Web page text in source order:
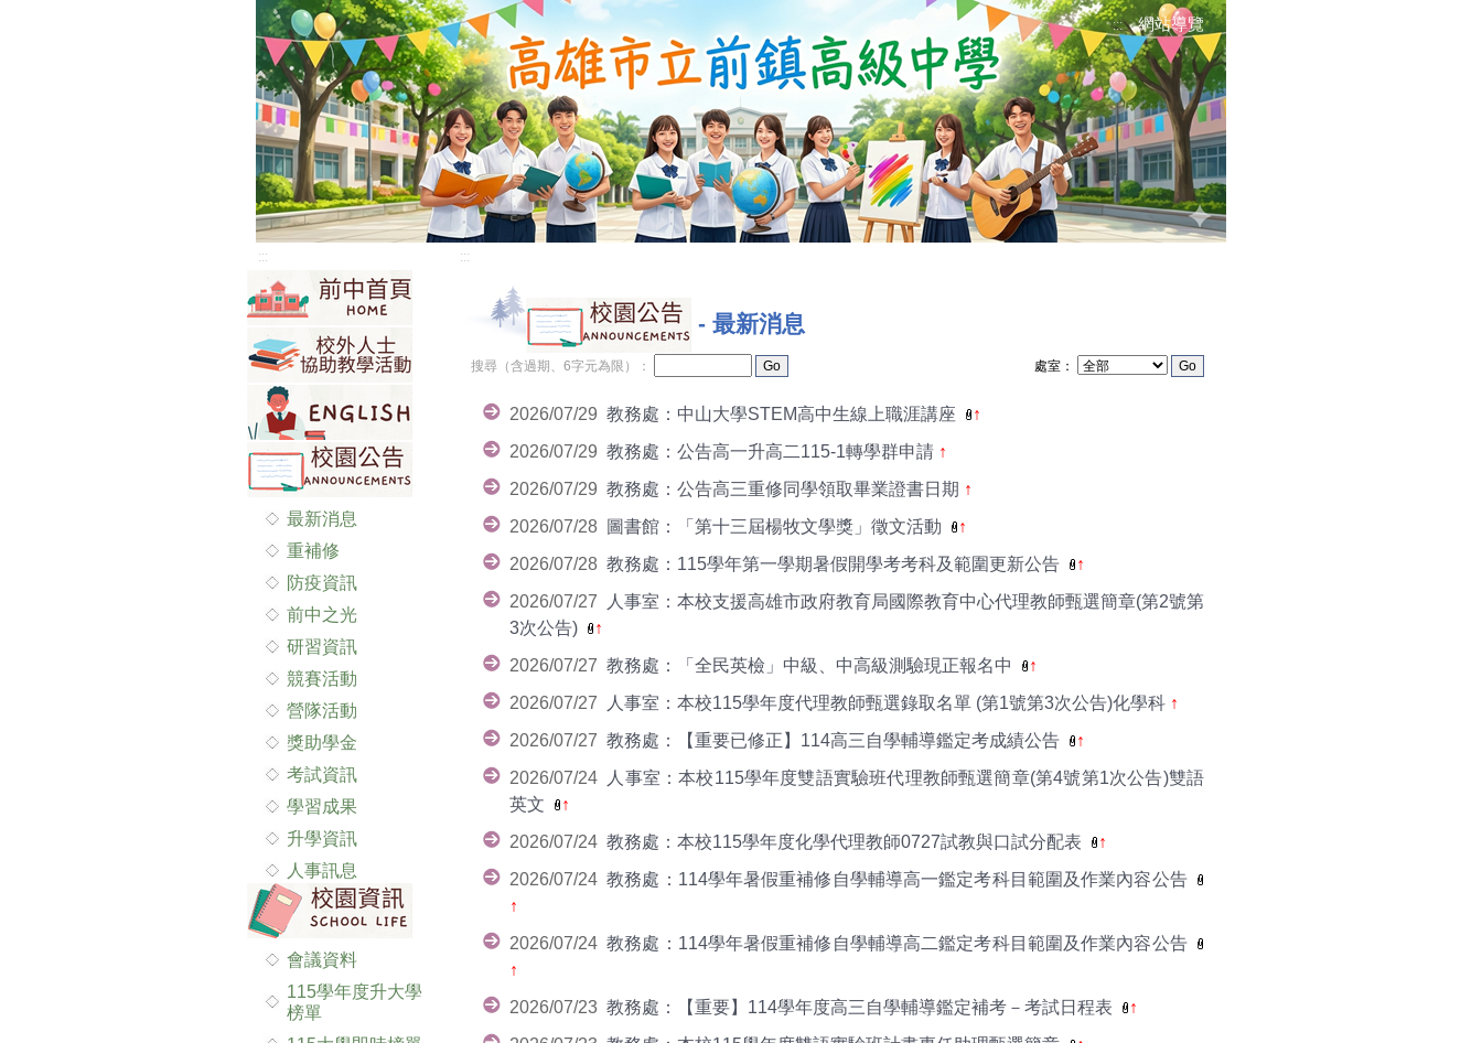
::: 網站導覽
:::
最新消息
重補修
防疫資訊
前中之光
研習資訊
競賽活動
營隊活動
獎助學金
考試資訊
學習成果
升學資訊
人事訊息
會議資料
115學年度升大學
榜單
:::
- 最新消息
搜尋（含過期、6字元為限）： 處室：
2026/07/29 教務處：中山大學STEM高中生線上職涯講座
↑
2026/07/29 教務處：公告高一升高二115-1轉學群申請 ↑
2026/07/29 教務處：公告高三重修同學領取畢業證書日期 ↑
2026/07/28 圖書館：「第十三屆楊牧文學獎」徵文活動
↑
2026/07/28 教務處：115學年第一學期暑假開學考考科及範圍更新公告
↑
2026/07/27
人事室：本校支援高雄市政府教育局國際教育中心代理教師甄選簡章(第2號第
3次公告)
↑
2026/07/27 教務處：「全民英檢」中級、中高級測驗現正報名中
↑
2026/07/27
人事室：本校115學年度代理教師甄選錄取名單 (第1號第3次公告)化學科 ↑
2026/07/27 教務處：【重要已修正】114高三自學輔導鑑定考成績公告
↑
2026/07/24
人事室：本校115學年度雙語實驗班代理教師甄選簡章(第4號第1次公告)雙語
英文
↑
2026/07/24 教務處：本校115學年度化學代理教師0727試教與口試分配表
↑
2026/07/24教務處：114學年暑假重補修自學輔導高一鑑定考科目範圍及作業內容公告
↑
2026/07/24教務處：114學年暑假重補修自學輔導高二鑑定考科目範圍及作業內容公告
↑
2026/07/23 教務處：【重要】114學年度高三自學輔導鑑定補考－考試日程表
↑